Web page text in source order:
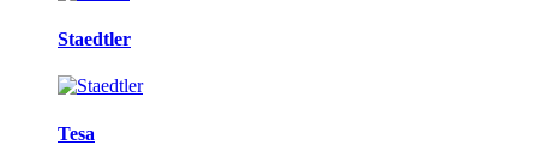
Staedtler
Tesa